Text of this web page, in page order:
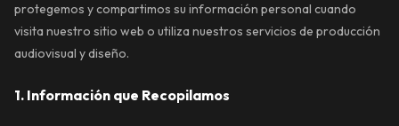
protegemos y compartimos su información personal cuando
visita nuestro sitio web o utiliza nuestros servicios de producción
audiovisual y diseño.
1. Información que Recopilamos